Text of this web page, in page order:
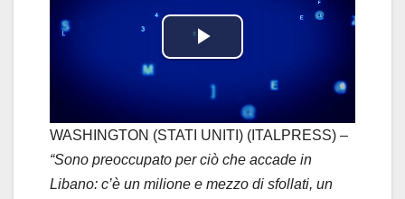
P
l
a
y
WASHINGTON (STATI UNITI) (ITALPRESS) –
“Sono preoccupato per ciò che accade in
Libano: c’è un milione e mezzo di sfollati, un